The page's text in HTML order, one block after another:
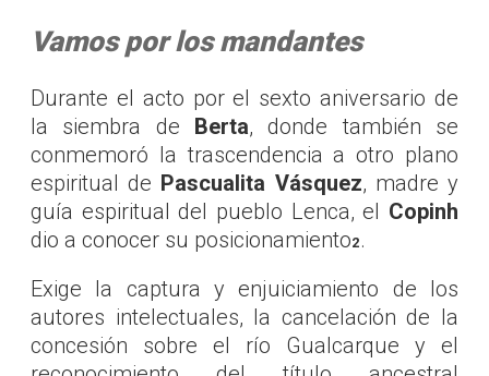
Vamos por los mandantes
Durante el acto por el sexto aniversario de
la siembra de Berta, donde también se
conmemoró la trascendencia a otro plano
espiritual de Pascualita Vásquez, madre y
guía espiritual del pueblo Lenca, el Copinh
dio a conocer su posicionamiento2 .
Exige la captura y enjuiciamiento de los
autores intelectuales, la cancelación de la
concesión sobre el río Gualcarque y el